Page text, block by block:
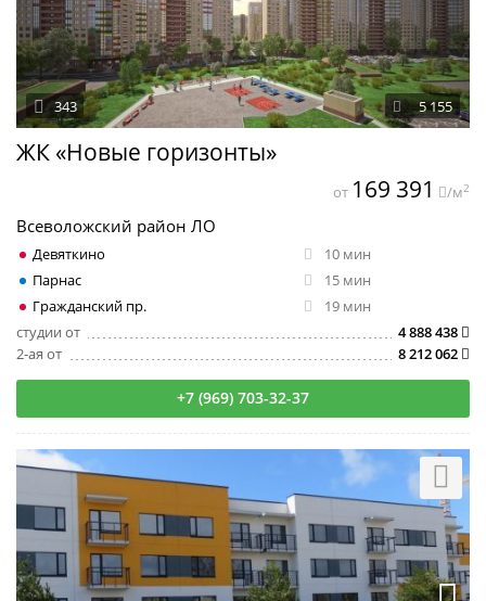
ЖК «Новые горизонты»
5 155
343
Всеволожский район ЛО
Девяткино
10 мин
Парнас
15 мин
Гражданский пр.
19 мин
студии от
4 888 438
2-ая от
8 212 062
от 169 391 /м2
+7 (969) 703-32-37